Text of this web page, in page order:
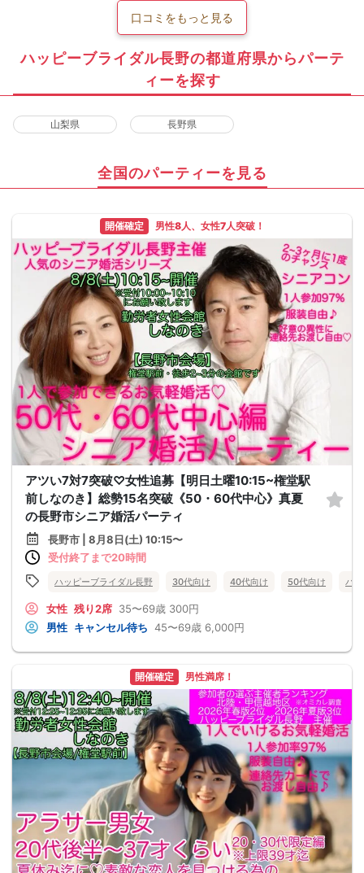
口コミをもっと見る
ハッピーブライダル長野の都道府県からパーテ
ィーを探す
山梨県 長野県
全国のパーティーを見る
開催確定 男性8人、女性7人突破！
アツい7対7突破♡女性追募【明日土曜10:15~権堂駅
前しなのき】総勢15名突破《50・60代中心》真夏
の長野市シニア婚活パーティ
長野市 | 8月8日(土) 10:15〜
受付終了まで20時間
ハッピーブライダル長野 30代向け 40代向け 50代向け バ
女性 残り2席 35〜69歳 300円
男性 キャンセル待ち 45〜69歳 6,000円
開催確定 男性満席！